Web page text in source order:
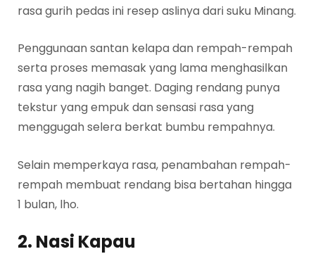
rasa gurih pedas ini resep aslinya dari suku Minang.
Penggunaan santan kelapa dan rempah-rempah
serta proses memasak yang lama menghasilkan
rasa yang nagih banget. Daging rendang punya
tekstur yang empuk dan sensasi rasa yang
menggugah selera berkat bumbu rempahnya.
Selain memperkaya rasa, penambahan rempah-
rempah membuat rendang bisa bertahan hingga
1 bulan, lho.
2. Nasi Kapau